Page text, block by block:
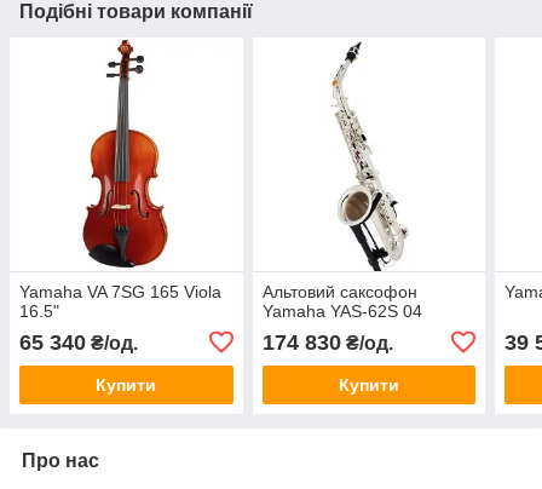
Подібні товари компанії
Yamaha VA 7SG 165 Viola
16.5"
65 340 ₴/од.
Купити
Альтовий саксофон
Yamaha YAS-62S 04
174 830₴/од.
Купити
39
Про нас